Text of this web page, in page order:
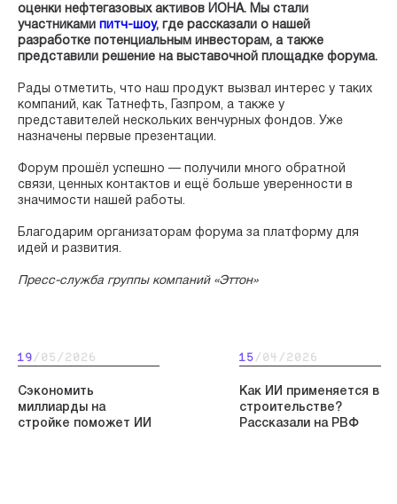
оценки нефтегазовых активов ИОНА. Мы стали
участниками питч-шоу, где рассказали о нашей
разработке потенциальным инвесторам, а также
представили решение на выставочной площадке форума.
Рады отметить, что наш продукт вызвал интерес у таких
компаний, как Татнефть, Газпром, а также у
представителей нескольких венчурных фондов. Уже
назначены первые презентации.
Форум прошёл успешно — получили много обратной
связи, ценных контактов и ещё больше уверенности в
значимости нашей работы.
Благодарим организаторам форума за платформу для
идей и развития.
Пресс-служба группы компаний «Эттон»
19 /05/2026
Сэкономить
миллиарды на
стройке поможет ИИ
15 /04/2026
Как ИИ применяется в
строительстве?
Рассказали на РВФ